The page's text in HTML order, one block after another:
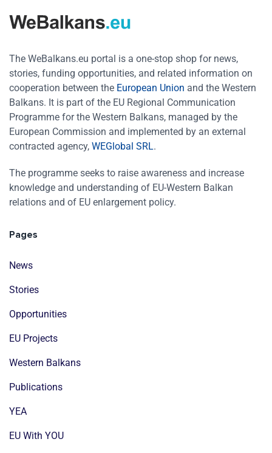
The WeBalkans.eu portal is a one-stop shop for news,
stories, funding opportunities, and related information on
cooperation between the European Union and the Western
Balkans. It is part of the EU Regional Communication
Programme for the Western Balkans, managed by the
European Commission and implemented by an external
contracted agency, WEGlobal SRL.
The programme seeks to raise awareness and increase
knowledge and understanding of EU-Western Balkan
relations and of EU enlargement policy.
Pages
News
Stories
Opportunities
EU Projects
Western Balkans
Publications
YEA
EU With YOU